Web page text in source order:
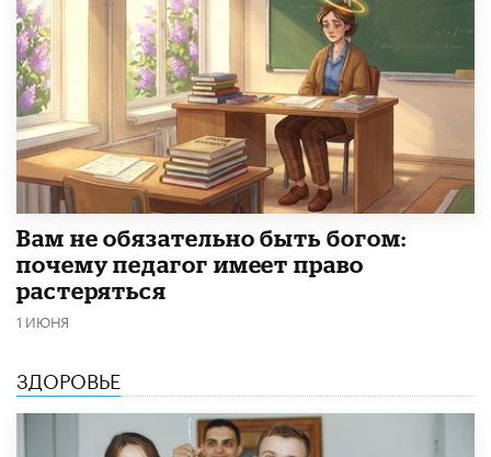
​Вам не обязательно быть богом:
почему педагог имеет право
растеряться
1 ИЮНЯ
ЗДОРОВЬЕ